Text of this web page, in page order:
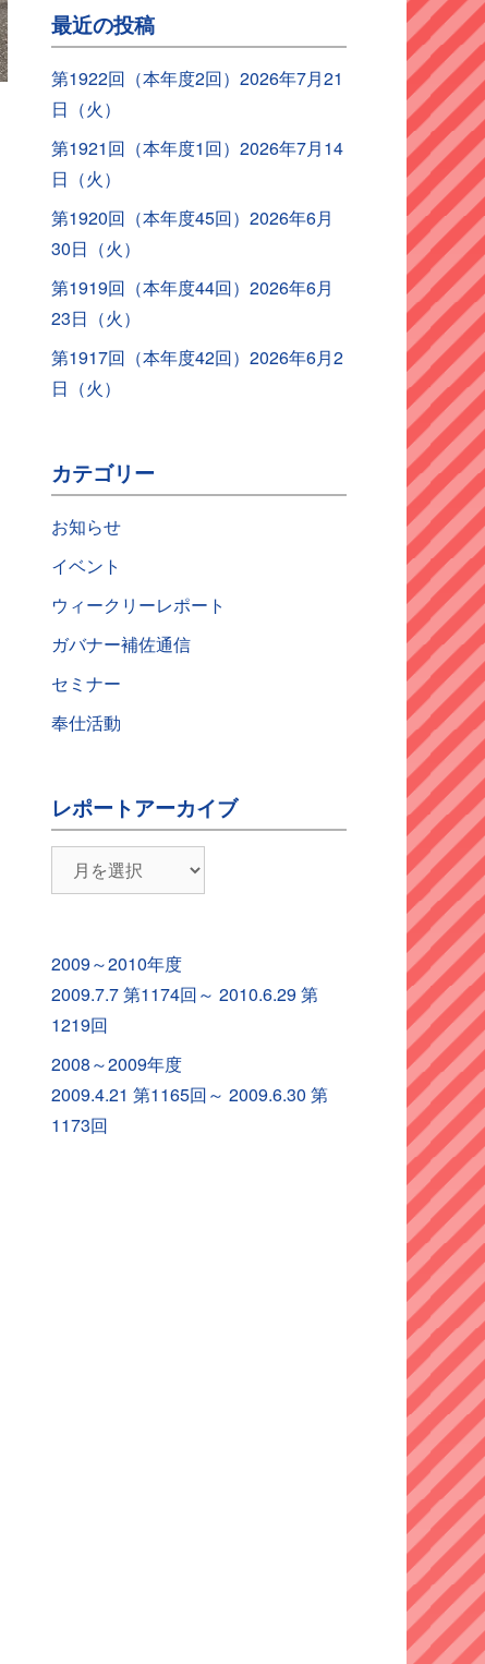
最近の投稿
第1922回（本年度2回）2026年7月21
日（火）
第1921回（本年度1回）2026年7月14
日（火）
第1920回（本年度45回）2026年6月
30日（火）
第1919回（本年度44回）2026年6月
23日（火）
第1917回（本年度42回）2026年6月2
日（火）
カテゴリー
お知らせ
イベント
ウィークリーレポート
ガバナー補佐通信
セミナー
奉仕活動
レポートアーカイブ
ポ
イ
ブ
2009～2010年度
2009.7.7 第1174回～ 2010.6.29 第
1219回
2008～2009年度
2009.4.21 第1165回～ 2009.6.30 第
1173回